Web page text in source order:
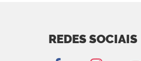
REDES SOCIAIS